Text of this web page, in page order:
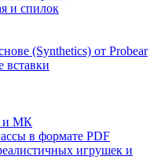
и спилок
(Synthetics) от Probear
вставки
и МК
в формате PDF
игрушек и